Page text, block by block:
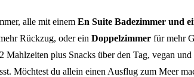
alle mit einem En Suite Badezimmer und
Rückzug, oder ein Doppelzimmerfür mehr
Mahlzeiten plus Snacks über den Tag, vegan
Möchtest du allein einen Ausflug zum Meer